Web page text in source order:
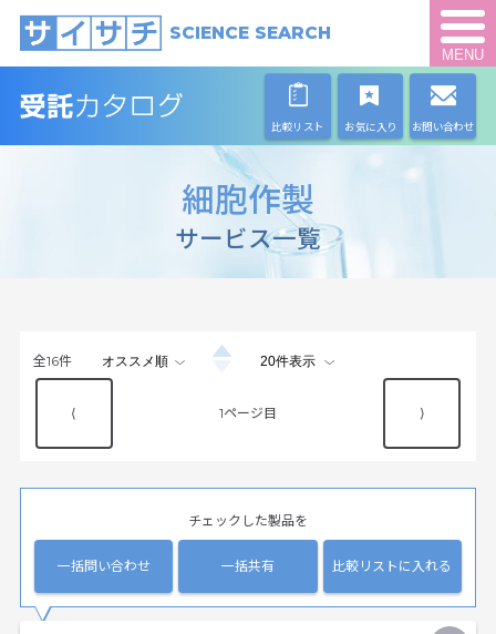
SCIENCE SEARCH
MENU
比較リスト お気に入り お問い合わせ
細胞作製
サービス一覧
全16件
⟨ 1 ⟩
チェックした製品を
一括問い合わせ 一括共有 比較リストに入れる